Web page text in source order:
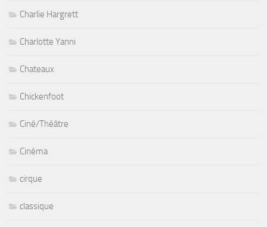
Charlie Hargrett
Charlotte Yanni
Chateaux
Chickenfoot
Ciné/Théâtre
Cinéma
cirque
classique